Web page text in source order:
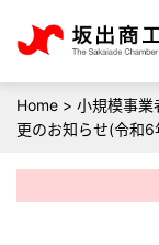
Home > 小規模事業
更のお知らせ(令和6